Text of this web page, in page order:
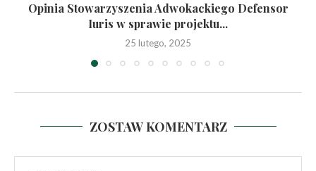
Opinia Stowarzyszenia Adwokackiego Defensor
Iuris w sprawie projektu...
25 lutego, 2025
ZOSTAW KOMENTARZ